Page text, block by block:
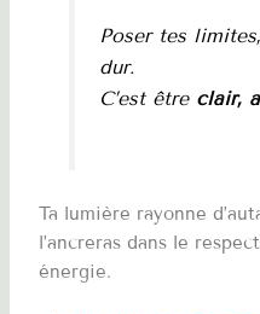
Poser tes
dur.
C’est être clair,
Ta lumière rayonne
l’ancreras dans le
énergie.